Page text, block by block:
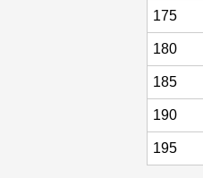
175
180
185
190
195